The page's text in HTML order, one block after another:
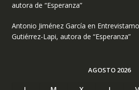
autora de “Esperanza”
Antonio Jiménez García en
Gutiérrez-Lapi, autora de “Esperanza”
AGOSTO 2026